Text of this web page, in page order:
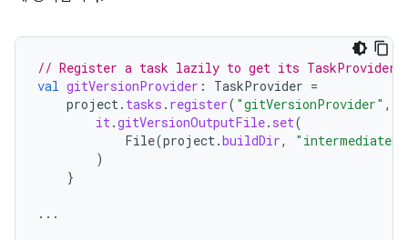
// Register a task lazily to get its TaskProvider.
val gitVersionProvider : TaskProvider =
project. tasks . register( "gitVersionProvider" ,
it.gitVersionOutputFile. set(
File(project.buildDir,
)
}
...